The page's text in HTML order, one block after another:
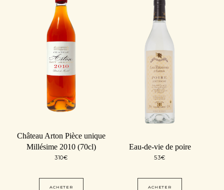
Château Arton Pièce unique
Millésime 2010 (70cl)
310€
ACHETER
Eau-de-vie de poire
53€
ACHETER